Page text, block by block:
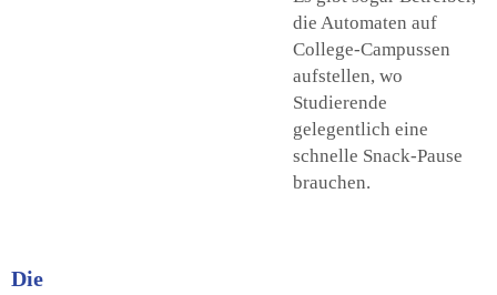
die Automaten auf
College-Campussen
aufstellen, wo
Studierende
gelegentlich eine
schnelle Snack-Pause
brauchen.
Die